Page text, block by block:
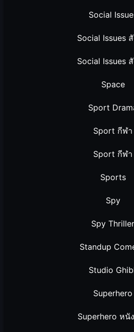
Social
Social Issues
Social Issues
Space
Sport
Sport กีฬา
Sport กีฬา
Sports
Spy
Spy Thriller
Standup
Studio
Superhero
Superhero หนั